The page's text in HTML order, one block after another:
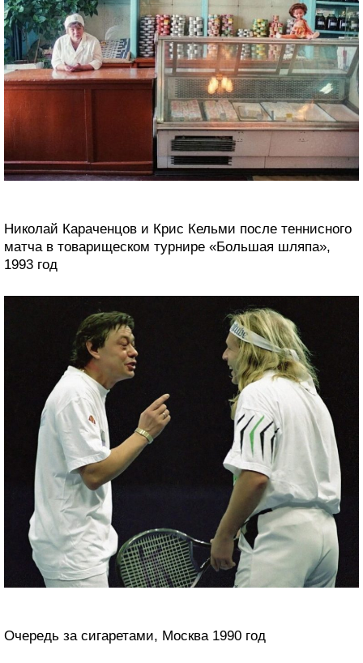
Николай Караченцов и Крис Кельми после теннисного
матча в товарищеском турнире «Большая шляпа»,
1993 год
Очередь за сигаретами, Москва 1990 год